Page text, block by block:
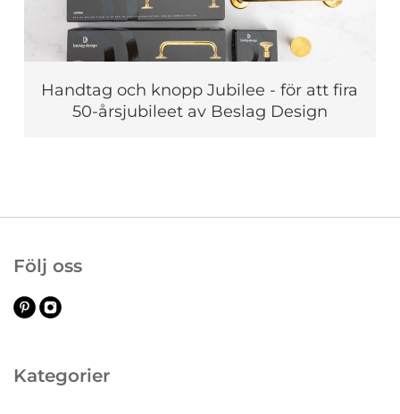
Handtag och knopp Jubilee - för att fira
50-årsjubileet av Beslag Design
Kategorier
Följ oss